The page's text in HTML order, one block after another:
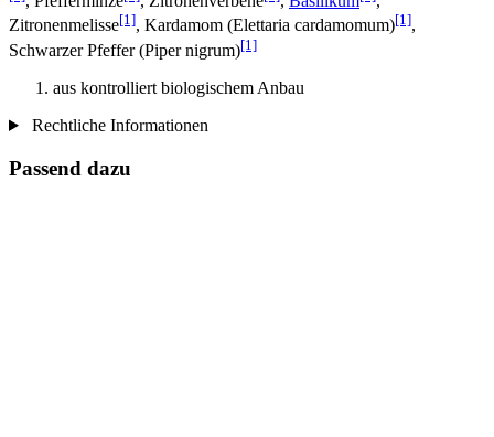
Zitronenmelisse[1], Kardamom (Elettaria cardamomum)[1],
Schwarzer Pfeffer (Piper nigrum)[1]
aus kontrolliert biologischem Anbau
Rechtliche Informationen
Passend dazu